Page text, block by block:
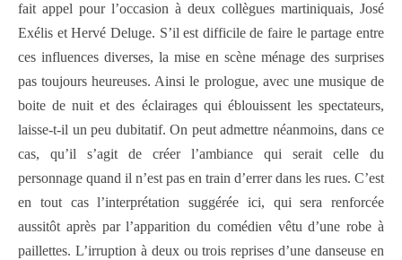
fait appel pour l’occasion à deux collègues martiniquais, José
Exélis et Hervé Deluge. S’il est difficile de faire le partage entre
ces influences diverses, la mise en scène ménage des surprises
pas toujours heureuses. Ainsi le prologue, avec une musique de
boite de nuit et des éclairages qui éblouissent les spectateurs,
laisse-t-il un peu dubitatif. On peut admettre néanmoins, dans ce
cas, qu’il s’agit de créer l’ambiance qui serait celle du
personnage quand il n’est pas en train d’errer dans les rues. C’est
en tout cas l’interprétation suggérée ici, qui sera renforcée
aussitôt après par l’apparition du comédien vêtu d’une robe à
paillettes. L’irruption à deux ou trois reprises d’une danseuse en